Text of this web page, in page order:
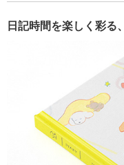
日記時間を楽しく彩る